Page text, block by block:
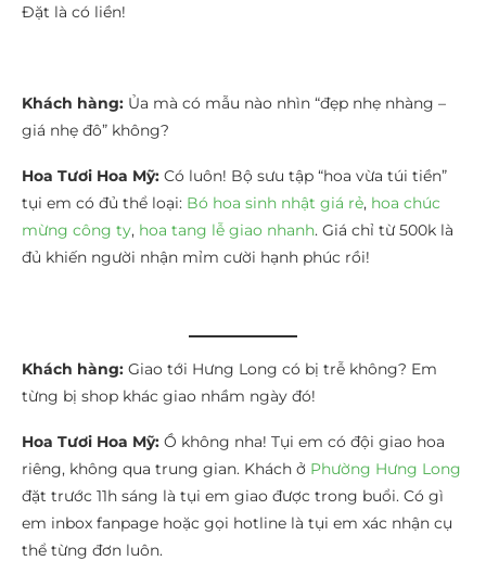
Đặt là có liền!
Khách hàng: Ủa mà có mẫu nào nhìn “đẹp nhẹ nhàng –
giá nhẹ đô” không?
Hoa Tươi Hoa Mỹ: Có luôn! Bộ sưu tập “hoa vừa túi tiền”
tụi em có đủ thể loại: Bó hoa sinh nhật giá rẻ, hoa chúc
mừng công ty, hoa tang lễ giao nhanh. Giá chỉ từ 500k là
đủ khiến người nhận mỉm cười hạnh phúc rồi!
Khách hàng: Giao tới Hưng Long có bị trễ không? Em
từng bị shop khác giao nhầm ngày đó!
Hoa Tươi Hoa Mỹ: Ồ không nha! Tụi em có đội giao hoa
riêng, không qua trung gian. Khách ở Phường Hưng Long
đặt trước 11h sáng là tụi em giao được trong buổi. Có gì
em inbox fanpage hoặc gọi hotline là tụi em xác nhận cụ
thể từng đơn luôn.